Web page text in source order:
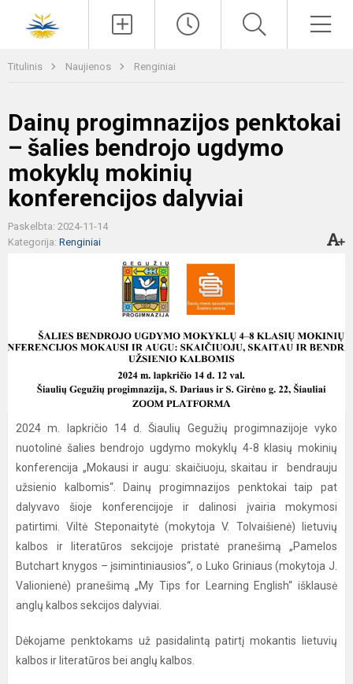
Titulinis Naujienos Renginiai
Dainų progimnazijos penktokai
– šalies bendrojo ugdymo
mokyklų mokinių
konferencijos dalyviai
Paskelbta: 2024-11-14
Kategorija: Renginiai
2024 m. lapkričio 14 d. Šiaulių Gegužių progimnazijoje vyko
nuotolinė šalies bendrojo ugdymo mokyklų 4-8 klasių mokinių
konferencija „Mokausi ir augu: skaičiuoju, skaitau ir bendrauju
užsienio kalbomis“. Dainų progimnazijos penktokai taip pat
dalyvavo šioje konferencijoje ir dalinosi įvairia mokymosi
patirtimi. Viltė Steponaitytė (mokytoja V. Tolvaišienė) lietuvių
kalbos ir literatūros sekcijoje pristatė pranešimą „Pamelos
Butchart knygos – įsimintiniausios“, o Luko Griniaus (mokytoja J.
Valionienė) pranešimą „My Tips for Learning English“ išklausė
anglų kalbos sekcijos dalyviai.
Dėkojame penktokams už pasidalintą patirtį mokantis lietuvių
kalbos ir literatūros bei anglų kalbos.